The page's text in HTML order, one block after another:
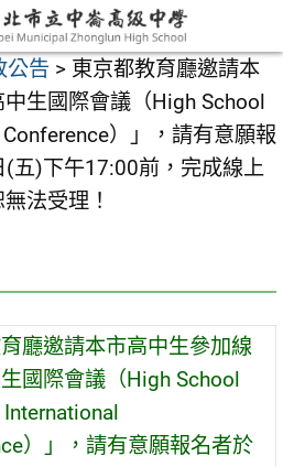
公告 > 東京都教育廳邀請本
生國際會議（High School
）」，請有意願報
五)下午17:00前，完成線上
法受理！
廳邀請本市高中生參加線
國際會議（High School
）」，請有意願報名者於